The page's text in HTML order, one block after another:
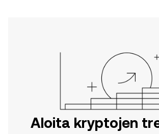
Aloita kryptojen